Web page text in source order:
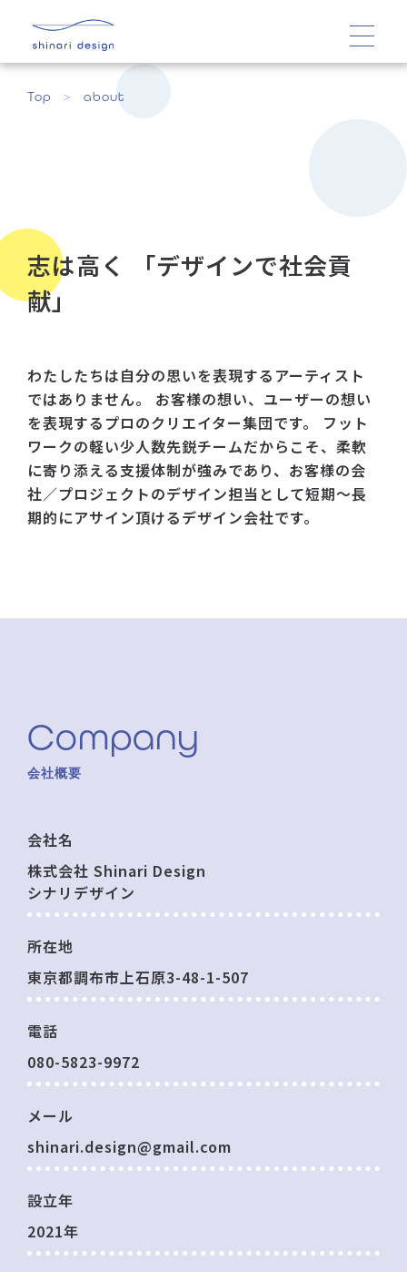
Top about
志は高く 「デザインで社会貢
献」
わたしたちは自分の思いを表現するアーティスト
ではありません。 お客様の想い、ユーザーの想い
を表現するプロのクリエイター集団です。 フット
ワークの軽い少人数先鋭チームだからこそ、柔軟
に寄り添える支援体制が強みであり、 お客様の会
社／プロジェクトのデザイン担当として短期〜長
期的にアサイン頂けるデザイン会社です。
Company
会社概要
会社名
株式会社 Shinari Design
シナリデザイン
所在地
東京都調布市上石原3-48-1-507
電話
080-5823-9972
メール
shinari.design@gmail.com
設立年
2021年